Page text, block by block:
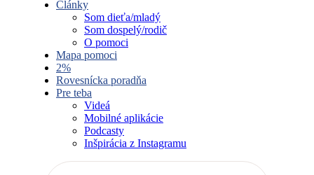
Články
Som dieťa/mladý
Som dospelý/rodič
O pomoci
Mapa pomoci
2%
Rovesnícka poradňa
Pre teba
Videá
Mobilné aplikácie
Podcasty
Inšpirácia z Instagramu